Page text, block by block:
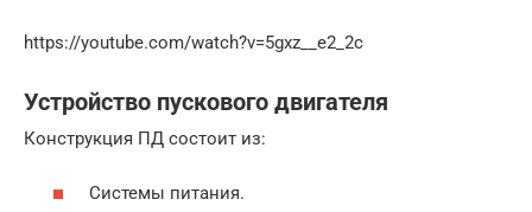
https://youtube.com/watch?v=5gxz__e2_2c
Устройство пускового двигателя
Конструкция ПД состоит из:
Системы питания.